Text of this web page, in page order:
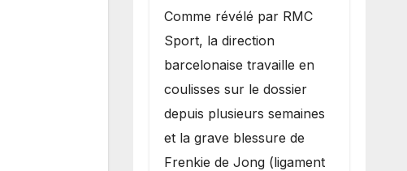
​Comme révélé par RMC
Sport, la direction
barcelonaise travaille en
coulisses sur le dossier
depuis plusieurs semaines
et la grave blessure de
Frenkie de Jong (ligament